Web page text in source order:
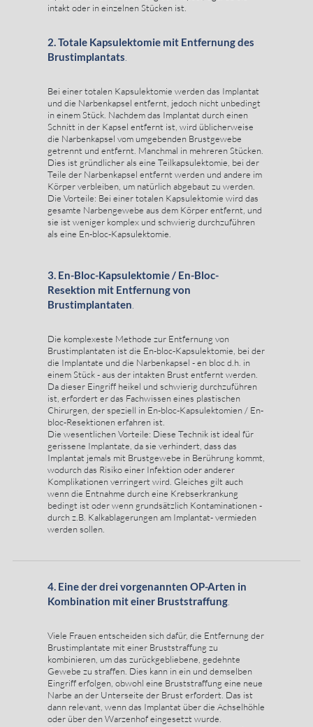
intakt oder in einzelnen Stücken ist.
2. Totale Kapsulektomie mit Entfernung des
Brustimplantats
Bei einer totalen Kapsulektomie werden das Implantat
und die Narbenkapsel entfernt, jedoch nicht unbedingt
in einem Stück. Nachdem das Implantat durch einen
Schnitt in der Kapsel entfernt ist, wird üblicherweise
die Narbenkapsel vom umgebenden Brustgewebe
getrennt und entfernt. Manchmal in mehreren Stücken.
Dies ist gründlicher als eine Teilkapsulektomie, bei der
Teile der Narbenkapsel entfernt werden und andere im
Körper verbleiben, um natürlich abgebaut zu werden.
Die Vorteile: Bei einer totalen Kapsulektomie wird das
gesamte Narbengewebe aus dem Körper entfernt, und
sie ist weniger komplex und schwierig durchzuführen
als eine En-bloc-Kapsulektomie.
3. En-Bloc-Kapsulektomie / En-Bloc-
Resektion mit Entfernung von
Brustimplantaten
Die komplexeste Methode zur Entfernung von
Brustimplantaten ist die En-bloc-Kapsulektomie, bei der
die Implantate und die Narbenkapsel - en bloc d.h. in
einem Stück - aus der intakten Brust entfernt werden.
Da dieser Eingriff heikel und schwierig durchzuführen
ist, erfordert er das Fachwissen eines plastischen
Chirurgen, der speziell in En-bloc-Kapsulektomien / En-
bloc-Resektionen erfahren ist.
Die wesentlichen Vorteile: Diese Technik ist ideal für
gerissene Implantate, da sie verhindert, dass das
Implantat jemals mit Brustgewebe in Berührung kommt,
wodurch das Risiko einer Infektion oder anderer
Komplikationen verringert wird. Gleiches gilt auch
wenn die Entnahme durch eine Krebserkrankung
bedingt ist oder wenn grundsätzlich Kontaminationen -
durch z.B. Kalkablagerungen am Implantat- vermieden
werden sollen.
4. Eine der drei vorgenannten OP-Arten in
Kombination mit einer Bruststraffung
Viele Frauen entscheiden sich dafür, die Entfernung der
Brustimplantate mit einer Bruststraffung zu
kombinieren, um das zurückgebliebene, gedehnte
Gewebe zu straffen. Dies kann in ein und demselben
Eingriff erfolgen, obwohl eine Bruststraffung eine neue
Narbe an der Unterseite der Brust erfordert. Das ist
dann relevant, wenn das Implantat über die Achselhöhle
oder über den Warzenhof eingesetzt wurde.